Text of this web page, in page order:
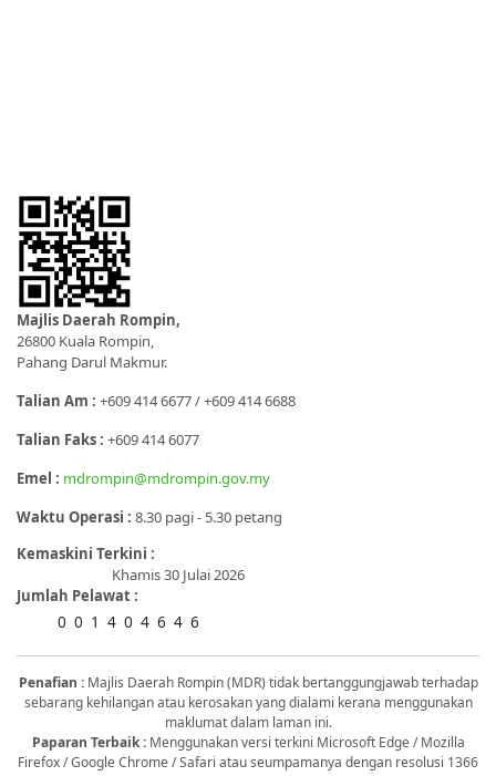
Majlis Daerah Rompin,
26800 Kuala Rompin,
Pahang Darul Makmur.
Talian Am : +609 414 6677 / +609 414 6688
Talian Faks : +609 414 6077
Emel : mdrompin@mdrompin.gov.my
Waktu Operasi : 8.30 pagi - 5.30 petang
Kemaskini Terkini :
Khamis 30 Julai 2026
Jumlah Pelawat :
0 0 1 4 0 4 6 4 6
Penafian :Majlis Daerah Rompin (MDR) tidak bertanggungjawab terhadap
sebarang kehilangan atau kerosakan yang dialami kerana menggunakan
maklumat dalam laman ini.
Paparan Terbaik : Menggunakan versi terkini Microsoft Edge / Mozilla
Firefox / Google Chrome / Safari atau seumpamanya dengan resolusi 1366